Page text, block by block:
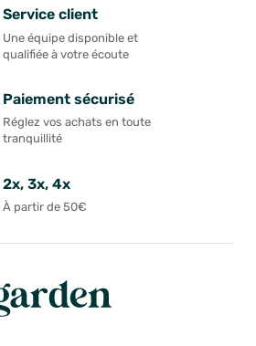
Service client
Une équipe disponible et
qualifiée à votre écoute
Paiement sécurisé
Réglez vos achats en toute
tranquillité
2x, 3x, 4x
À partir de 50€